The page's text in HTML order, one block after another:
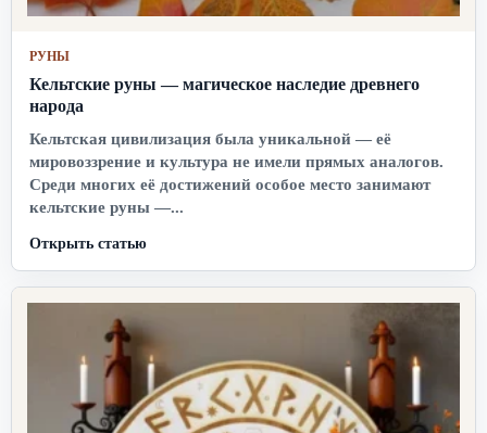
РУНЫ
Кельтские руны — магическое наследие древнего
народа
Кельтская цивилизация была уникальной — её
мировоззрение и культура не имели прямых аналогов.
Среди многих её достижений особое место занимают
кельтские руны —...
Открыть статью